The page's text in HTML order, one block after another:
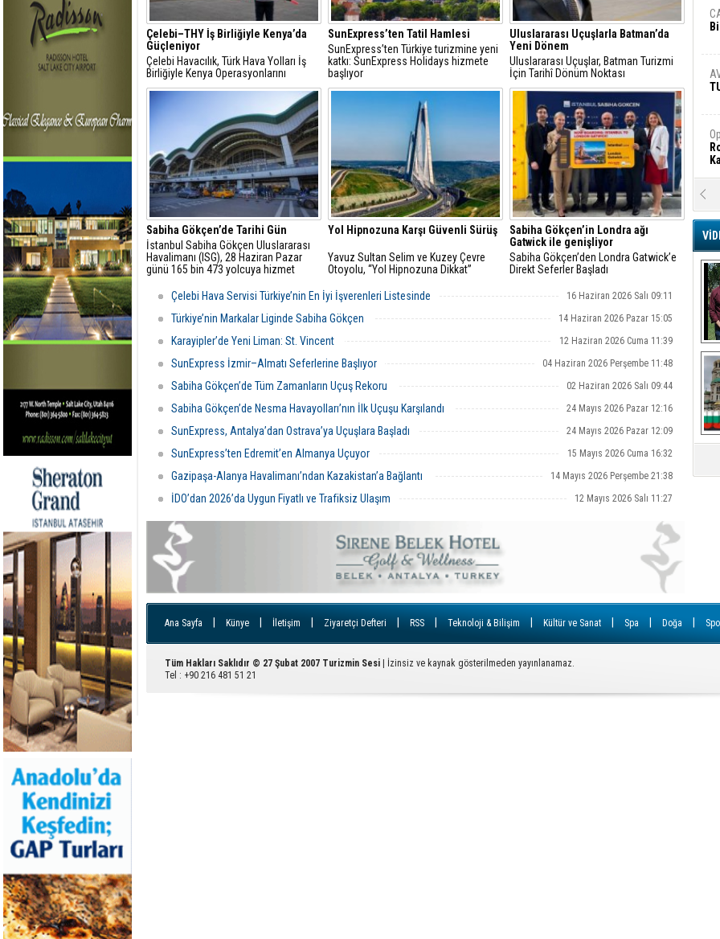
Çelebi–THY İş Birliğiyle Kenya’da
Güçleniyor
Çelebi Havacılık, Türk Hava Yolları İş
Birliğiyle Kenya Operasyonlarını
Güçlendiriyor
SunExpress’ten Tatil Hamlesi
SunExpress’ten Türkiye turizmine yeni
katkı: SunExpress Holidays hizmete
başlıyor
Uluslararası Uçuşlarla Batman’da
Yeni Dönem
Uluslararası Uçuşlar, Batman Turizmi
İçin Tarihî Dönüm Noktası
Sabiha Gökçen’de Tarihi Gün
İstanbul Sabiha Gökçen Uluslararası
Havalimanı (ISG), 28 Haziran Pazar
günü 165 bin 473 yolcuya hizmet
günlük yolcu rekorunu kırdı
Yol Hipnozuna Karşı Güvenli Sürüş
Yavuz Sultan Selim ve Kuzey Çevre
Otoyolu, “Yol Hipnozuna Dikkat”
Sabiha Gökçen’in Londra ağı
Gatwick ile genişliyor
Sabiha Gökçen’den Londra Gatwick’e
Direkt Seferler Başladı
Çelebi Hava Servisi Türkiye’nin En İyi İşverenleri Listesinde 16 Haziran 2026 Salı 09:11
Türkiye’nin Markalar Liginde Sabiha Gökçen 14 Haziran 2026 Pazar 15:05
Karayipler’de Yeni Liman: St. Vincent 12 Haziran 2026 Cuma 11:39
SunExpress İzmir–Almatı Seferlerine Başlıyor 04 Haziran 2026 Perşembe 11:48
Sabiha Gökçen’de Tüm Zamanların Uçuş Rekoru 02 Haziran 2026 Salı 09:44
Sabiha Gökçen’de Nesma Havayolları’nın İlk Uçuşu Karşılandı 24 Mayıs 2026 Pazar 12:16
SunExpress, Antalya’dan Ostrava’ya Uçuşlara Başladı 24 Mayıs 2026 Pazar 12:09
SunExpress’ten Edremit’en Almanya Uçuyor 15 Mayıs 2026 Cuma 16:32
Gazipaşa-Alanya Havalimanı’ndan Kazakistan’a Bağlantı 14 Mayıs 2026 Perşembe 21:38
İDO’dan 2026’da Uygun Fiyatlı ve Trafiksiz Ulaşım 12 Mayıs 2026 Salı 11:27
Ana Sayfa Künye İletişim Ziyaretçi Defteri RSS Teknoloji & Bilişim Kültür ve Sanat Spa Doğa
Tüm Hakları Saklıdır © 27 Şubat 2007 Turizmin Sesi | İzinsiz ve kaynak gösterilmeden yayınlanamaz.
Tel : +90 216 481 51 21